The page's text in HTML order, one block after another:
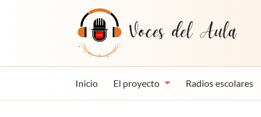
Voces del Aula
Inicio El proyecto Radios escolares